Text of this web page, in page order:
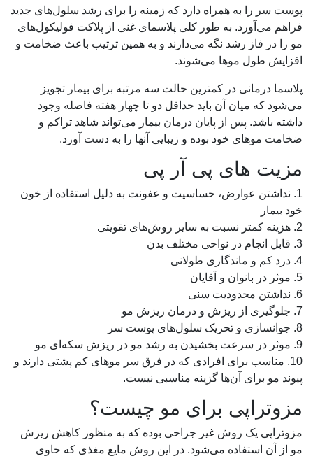
پوست سر را به همراه دارد که زمینه را برای رشد سلول‌های جدید
فراهم می‌آورد. به طور کلی پلاسمای غنی از پلاکت فولیکول‌های
مو را در فاز رشد نگه می‌دارند و به همین ترتیب باعث ضخامت و
افزایش طول موها می‌شوند.
پلاسما درمانی در کمترین حالت سه مرتبه برای بیمار تجویز
می‌شود که میان آن باید حداقل دو تا چهار هفته فاصله وجود
داشته باشد. پس از پایان درمان بیمار می‌تواند شاهد تراکم و
ضخامت موهای خود بوده و زیبایی آنها را به دست آورد.
مزیت های پی آر پی
1. نداشتن عوارض، حساسیت و عفونت به دلیل استفاده از خون
خود بیمار
2. هزینه کمتر نسبت به سایر روش‌های تقویتی
3. قابل انجام در نواحی مختلف بدن
4. درد کم و ماندگاری طولانی
5. موثر در بانوان و آقایان
6. نداشتن محدودیت سنی
7. جلوگیری از ریزش و درمان ریزش مو
8. جوانسازی و تحریک سلول‌های پوست سر
9. موثر در سرعت بخشیدن به رشد مو در ریزش سکه‌ای مو
10. مناسب برای افرادی که در فرق سر موهای کم پشتی دارند و
پیوند مو برای آن‌ها گزینه مناسبی نیست.
مزوتراپی برای مو چیست؟
مزوتراپی یک روش غیر جراحی بوده که به منظور کاهش ریزش
مو از آن استفاده می‌شود. در این روش مایع مغذی که حاوی